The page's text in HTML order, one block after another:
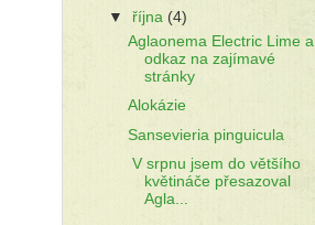
▼října (4)
Aglaonema Electric Lime a
odkaz na zajímavé
stránky
Alokázie
Sansevieria pinguicula
V srpnu jsem do většího
květináče přesazoval
Agla...